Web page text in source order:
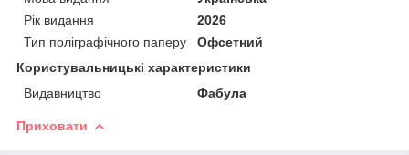
Рік видання
2026
Тип поліграфічного паперу
Офсетний
Користувальницькі характеристики
Видавництво
Фабула
Приховати